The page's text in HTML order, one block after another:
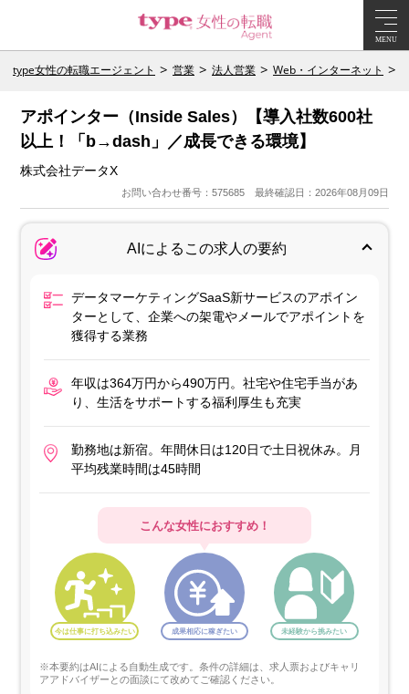
MENU
type女性の転職エージェント 営業 法人営業 Web・インターネット
アポインター（Inside Sales）【導入社数600社
以上！「b→dash」／成長できる環境】
株式会社データX
お問い合わせ番号：575685 最終確認日：2026年08月09日
AIによるこの求人の要約
データマーケティングSaaS新サービスのアポイン
ターとして、企業への架電やメールでアポイントを
獲得する業務
年収は364万円から490万円。社宅や住宅手当があ
り、生活をサポートする福利厚生も充実
勤務地は新宿。年間休日は120日で土日祝休み。月
平均残業時間は45時間
こんな女性におすすめ！
今は仕事に打ち込みたい 成果相応に稼ぎたい 未経験から挑みたい
※本要約はAIによる自動生成です。条件の詳細は、求人票およびキャリ
アアドバイザーとの面談にて改めてご確認ください。